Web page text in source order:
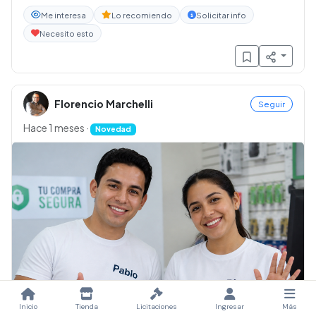
Me interesa Lo recomiendo
Solicitar info
Necesito esto
Florencio Marchelli Seguir
Hace 1 meses · Novedad
Inicio Tienda Licitaciones Ingresar Más